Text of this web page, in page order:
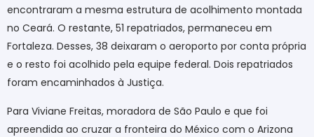
encontraram a mesma estrutura de acolhimento montada
no Ceará. O restante, 51 repatriados, permaneceu em
Fortaleza. Desses, 38 deixaram o aeroporto por conta própria
e o resto foi acolhido pela equipe federal. Dois repatriados
foram encaminhados à Justiça.
Para Viviane Freitas, moradora de São Paulo e que foi
apreendida ao cruzar a fronteira do México com o Arizona